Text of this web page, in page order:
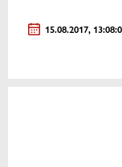
15.08.2017,